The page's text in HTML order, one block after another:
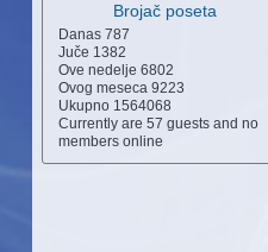
Brojač poseta
Danas 787
Juče 1382
Ove nedelje 6802
Ovog meseca 9223
Ukupno 1564068
Currently are 57 guests and no
members online